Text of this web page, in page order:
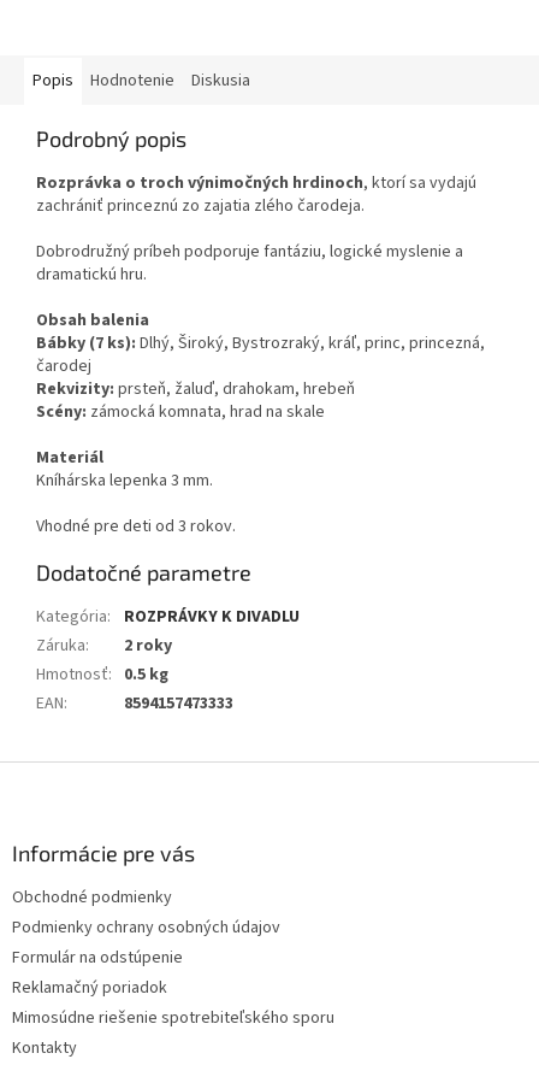
Popis Hodnotenie Diskusia
Podrobný popis
Rozprávka o troch výnimočných hrdinoch, ktorí sa vydajú
zachrániť princeznú zo zajatia zlého čarodeja.
Dobrodružný príbeh podporuje fantáziu, logické myslenie a
dramatickú hru.
Obsah balenia
Bábky (7 ks): Dlhý, Široký, Bystrozraký, kráľ, princ, princezná,
čarodej
Rekvizity: prsteň, žaluď, drahokam, hrebeň
Scény: zámocká komnata, hrad na skale
Materiál
Kníhárska lepenka 3 mm.
Vhodné pre deti od 3 rokov.
Dodatočné parametre
Kategória:
ROZPRÁVKY K DIVADLU
Záruka:
2 roky
Hmotnosť: 0.5 kg
EAN: 8594157473333
Informácie pre vás
Obchodné podmienky
Podmienky ochrany osobných údajov
Formulár na odstúpenie
Reklamačný poriadok
Mimosúdne riešenie spotrebiteľského sporu
Kontakty